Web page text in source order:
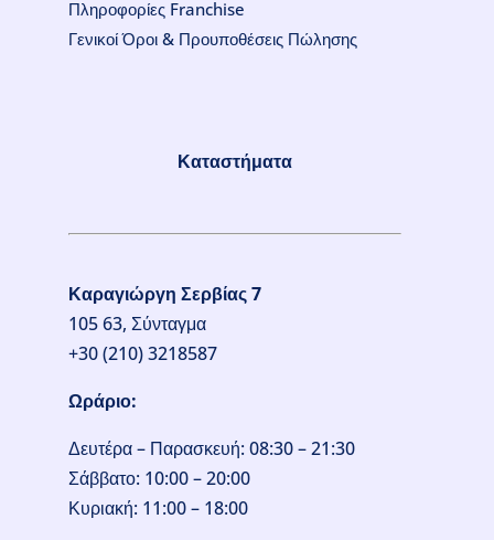
Πληροφορίες Franchise
Γενικοί Όροι & Προυποθέσεις Πώλησης
Καταστήματα
Καραγιώργη Σερβίας 7
105 63, Σύνταγμα
+30 (210) 3218587
Ωράριο:
Δευτέρα – Παρασκευή: 08:30 – 21:30
Σάββατο: 10:00 – 20:00
Κυριακή: 11:00 – 18:00